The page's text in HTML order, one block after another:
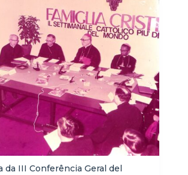
da III Conferência Geral del